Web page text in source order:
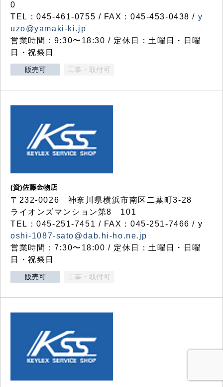
0
TEL：045-461-0755 / FAX：045-453-0438 / y
uzo@yamaki-ki.jp
営業時間：9:30〜18:30 / 定休日：土曜日・日曜
日・祝祭日
販売可 工事・取付可
(資)佐藤金物店
〒232-0026 神奈川県横浜市南区二葉町3-28
ライオンズマンション第8 101
TEL：045-251-7451 / FAX：045-251-7466 / y
oshi-1087-sato@dab.hi-ho.ne.jp
営業時間：7:30〜18:00 / 定休日：土曜日・日曜
日・祝祭日
販売可 工事・取付可